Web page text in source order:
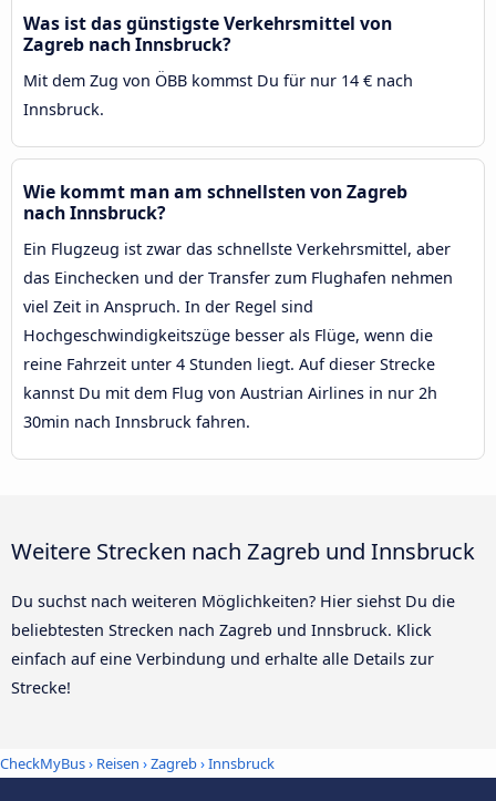
Was ist das günstigste Verkehrsmittel von
Zagreb nach Innsbruck?
Mit dem Zug von ÖBB kommst Du für nur 14 € nach
Innsbruck.
Wie kommt man am schnellsten von Zagreb
nach Innsbruck?
Ein Flugzeug ist zwar das schnellste Verkehrsmittel, aber
das Einchecken und der Transfer zum Flughafen nehmen
viel Zeit in Anspruch. In der Regel sind
Hochgeschwindigkeitszüge besser als Flüge, wenn die
reine Fahrzeit unter 4 Stunden liegt. Auf dieser Strecke
kannst Du mit dem Flug von Austrian Airlines in nur 2h
30min nach Innsbruck fahren.
Weitere Strecken nach Zagreb und Innsbruck
Du suchst nach weiteren Möglichkeiten? Hier siehst Du die
beliebtesten Strecken nach Zagreb und Innsbruck. Klick
einfach auf eine Verbindung und erhalte alle Details zur
Strecke!
CheckMyBus› Reisen ›Zagreb›Innsbruck